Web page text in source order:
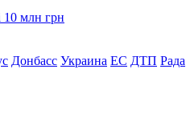
10 млн грн
Донбасс Украина ЕС ДТП Рада